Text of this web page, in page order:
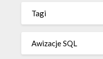
Tagi
Awizacje SQL